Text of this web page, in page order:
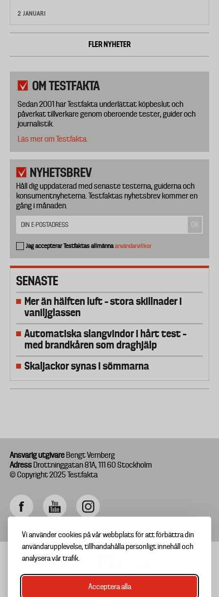
Vi använder cookies på vår webbplats för att förbättra din
användarupplevelse, tillhandahålla personligt innehåll och
analysera vår trafik.
Acceptera alla
2 JANUARI
FLER NYHETER
OM TESTFAKTA
Sedan 2001 har Testfakta underlättat köpbeslut och
påverkat tillverkare genom oberoende tester, guider och
journalistik.
Läs mer om Testfakta.
NYHETSBREV
Håll dig uppdaterad med senaste testerna, guiderna och
konsumentnyheterna. Testfaktas nyhetsbrev kommer en
gång i månaden.
Jag accepterar Testfaktas allmännaanvändarvillkor
SENASTE
Mer än hälften luft – stora skillnader i
vaniljglassen
Automatiska slangvindor i hårt test –
med brandkåren som draghjälp
Skaljackor synas i sömmarna
Ansvarig utgivare Bengt Vernberg
Adress Drottninggatan 81A, 111 60 Stockholm
© Copyright 2025 Testfakta
TIPSA OSS